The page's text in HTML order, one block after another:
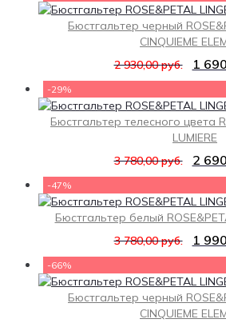
Бюстгальтер черный
CINQUIEME
2 930,00руб. 1
-29%
Бюстгальтер телесного цвета
LUMIERE
3 780,00руб. 2
-47%
Бюстгальтер белый
3 780,00руб. 1
-66%
Бюстгальтер черный
CINQUIEME